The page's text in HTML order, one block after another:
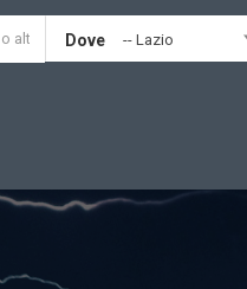
Dove -- Lazio